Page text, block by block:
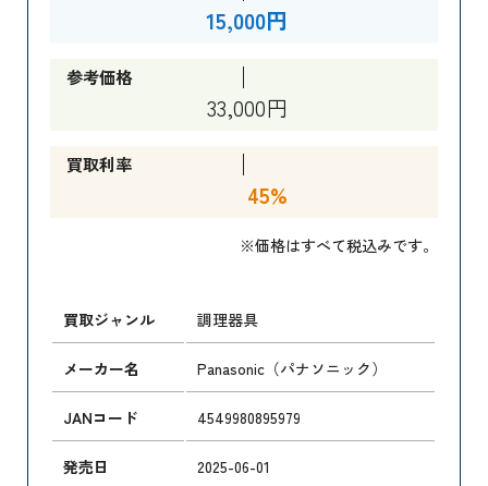
15,000円
参考価格
33,000円
買取利率
45%
※価格はすべて税込みです。
買取ジャンル 調理器具
メーカー名 Panasonic（パナソニック）
JANコード 4549980895979
発売日 2025-06-01